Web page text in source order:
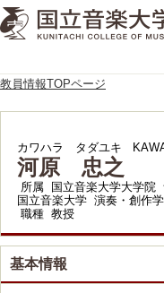
教員情報TOPページ
カワハラ タダユキ
河原 忠之
所属
国立音楽大学大学院
国立音楽大学 演奏・創作
職種 教授
基本情報